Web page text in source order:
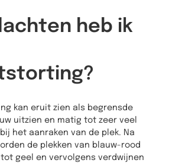
heb ik
kan eruit zien als begrensde
uitzien en matig tot zeer veel
het aanraken van de plek. Na
de plekken van blauw-rood
geel en vervolgens verdwijnen